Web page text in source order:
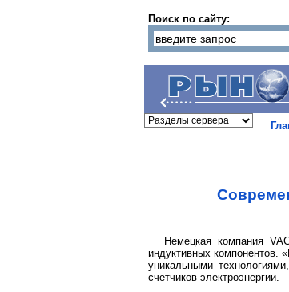
Поиск по сайту:
Немецкая компания
индуктивных компонентов.
уникальными
счетчиков электроэнергии.